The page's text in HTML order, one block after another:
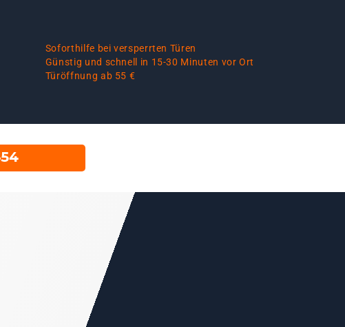
Soforthilfe bei versperrten Türen
Günstig und schnell in 15-30 Minuten vor Ort
Türöffnung ab 55 €